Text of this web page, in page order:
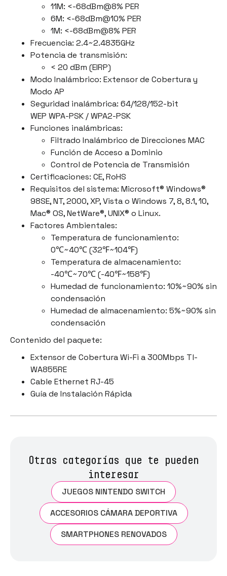
11M: <-68dBm@8% PER
6M: <-68dBm@10% PER
1M: <-68dBm@8% PER
Frecuencia: 2.4~2.4835GHz
Potencia de transmisión:
< 20 dBm (EIRP)
Modo Inalámbrico: Extensor de Cobertura y
Modo AP
Seguridad inalámbrica: 64/128/152-bit
WEP WPA-PSK / WPA2-PSK
Funciones inalámbricas:
Filtrado Inalámbrico de Direcciones MAC
Función de Acceso a Dominio
Control de Potencia de Transmisión
Certificaciones: CE, RoHS
Requisitos del sistema: Microsoft® Windows®
98SE, NT, 2000, XP, Vista o Windows 7, 8, 8.1, 10,
Mac® OS, NetWare®, UNIX® o Linux.
Factores Ambientales:
Temperatura de funcionamiento:
0℃~40℃ (32℉~104℉)
Temperatura de almacenamiento:
-40℃~70℃ (-40℉~158℉)
Humedad de funcionamiento: 10%~90% sin
condensación
Humedad de almacenamiento: 5%~90% sin
condensación
Contenido del paquete:
Extensor de Cobertura Wi-Fi a 300Mbps Tl-
WA855RE
Cable Ethernet RJ-45
Guía de Instalación Rápida
Otras categorías que te pueden
interesar
JUEGOS NINTENDO SWITCH
ACCESORIOS CÁMARA DEPORTIVA
SMARTPHONES RENOVADOS